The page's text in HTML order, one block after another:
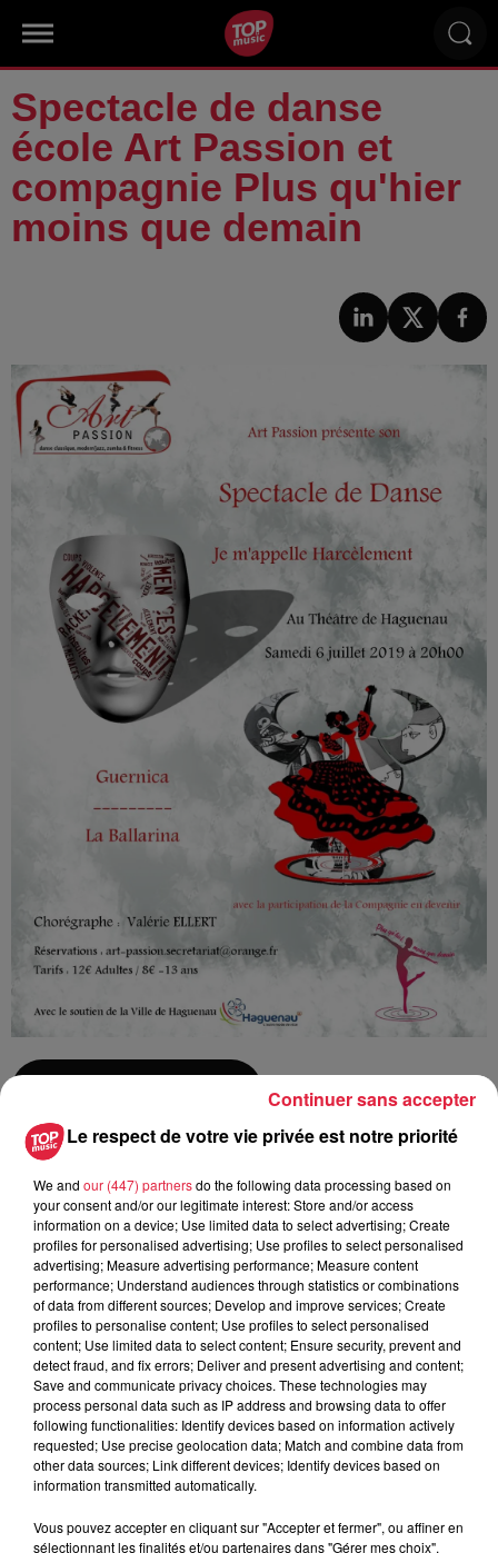
Spectacle de danse
école Art Passion et
compagnie Plus qu'hier
moins que demain
Date
du6 juillet 2019 à 0h00
au6 juillet 2019 à 0h00
Lieu Théâtre - HAGUENAU (67)
Organisateur
Line-Marie Gérold
0670976118
Linemarie.gerold@gmail.com
Le respect de votre vie privée est notre priorité
We and our (447) partnersdo the following data processing based on
your consent and/or our legitimate interest: Store and/or access
information on a device; Use limited data to select advertising; Create
profiles for personalised advertising; Use profiles to select personalised
advertising; Measure advertising performance; Measure content
performance; Understand audiences through statistics or combinations
of data from different sources; Develop and improve services; Create
profiles to personalise content; Use profiles to select personalised
content; Use limited data to select content; Ensure security, prevent and
detect fraud, and fix errors; Deliver and present advertising and content;
Save and communicate privacy choices. These technologies may
process personal data such as IP address and browsing data to offer
following functionalities: Identify devices based on information actively
requested; Use precise geolocation data; Match and combine data from
other data sources; Link different devices; Identify devices based on
information transmitted automatically.
Vous pouvez accepter en cliquant sur "Accepter et fermer", ou affiner en
sélectionnant les finalités et/ou partenaires dans "Gérer mes choix".
Continuer sans accepter